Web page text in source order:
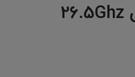
کیت کالیبراسیون 26.5Ghz